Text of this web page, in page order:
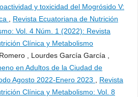
y toxicidad del Mogrósido V:
, Revista Ecuatoriana de Nutrición
Vol. 4 Núm. 1 (2022): Revista
Clínica y Metabolismo
, Lourdes García García ,
en Adultos de la Ciudad de
Agosto 2022-Enero 2023 , Revista
Clínica y Metabolismo: Vol. 8